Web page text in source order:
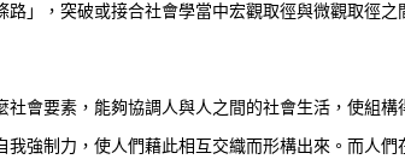
」，突破或接合社會學當中宏觀取徑與微觀取徑
會要素，能夠協調人與人之間的社會生活，使組
強制力，使人們藉此相互交織而形構出來。而人